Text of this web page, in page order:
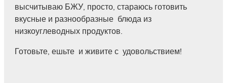
высчитываю БЖУ, просто, стараюсь готовить
вкусные и разнообразные блюда из
низкоуглеводных продуктов.
Готовьте, ешьте и живите с удовольствием!